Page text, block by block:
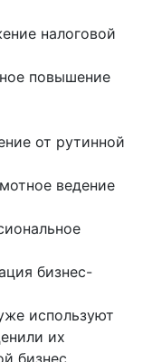
налоговой
повышение
от рутинной
ведение
бизнес-
используют
их
бизнес